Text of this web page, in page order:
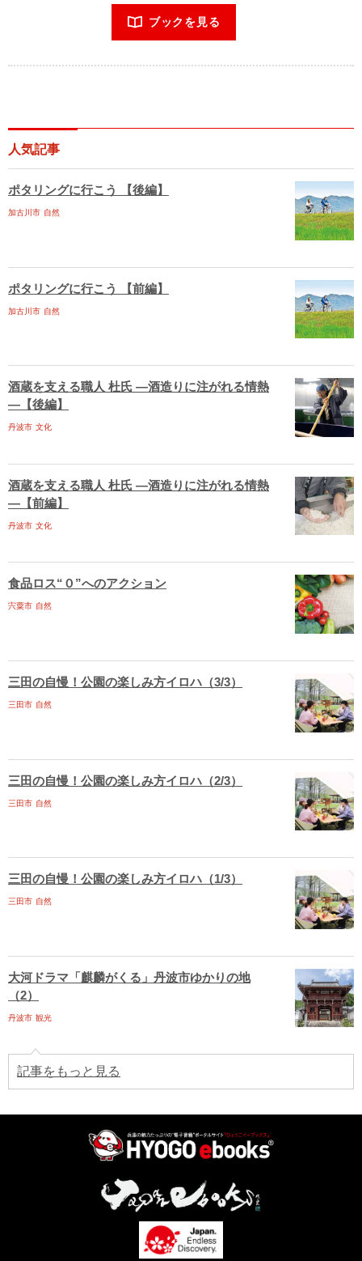
ブックを見る
人気記事
ポタリングに行こう 【後編】
加古川市 自然
ポタリングに行こう 【前編】
加古川市 自然
酒蔵を支える職人 杜氏 ―酒造りに注がれる情熱
―【後編】
丹波市 文化
酒蔵を支える職人 杜氏 ―酒造りに注がれる情熱
―【前編】
丹波市 文化
食品ロス“０”へのアクション
宍粟市 自然
三田の自慢！公園の楽しみ方イロハ（3/3）
三田市 自然
三田の自慢！公園の楽しみ方イロハ（2/3）
三田市 自然
三田の自慢！公園の楽しみ方イロハ（1/3）
三田市 自然
大河ドラマ「麒麟がくる」丹波市ゆかりの地
（2）
丹波市 観光
記事をもっと見る